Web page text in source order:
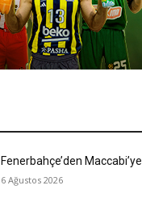
Fenerbahçe’den Maccabi’ye
6 Ağustos 2026